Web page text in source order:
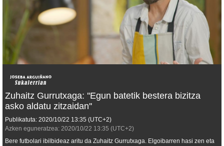
Zuhaitz Gurrutxaga: ''Egun batetik bestera bizitza
asko aldatu zitzaidan''
Publikatuta: 2020/10/22 13:35 (UTC+2)
Azken eguneratzea: 2020/10/22 13:35 (UTC+2)
Bere futbolari ibilbideaz aritu da Zuhaitz Gurrutxaga. Elgoibarren hasi zen eta